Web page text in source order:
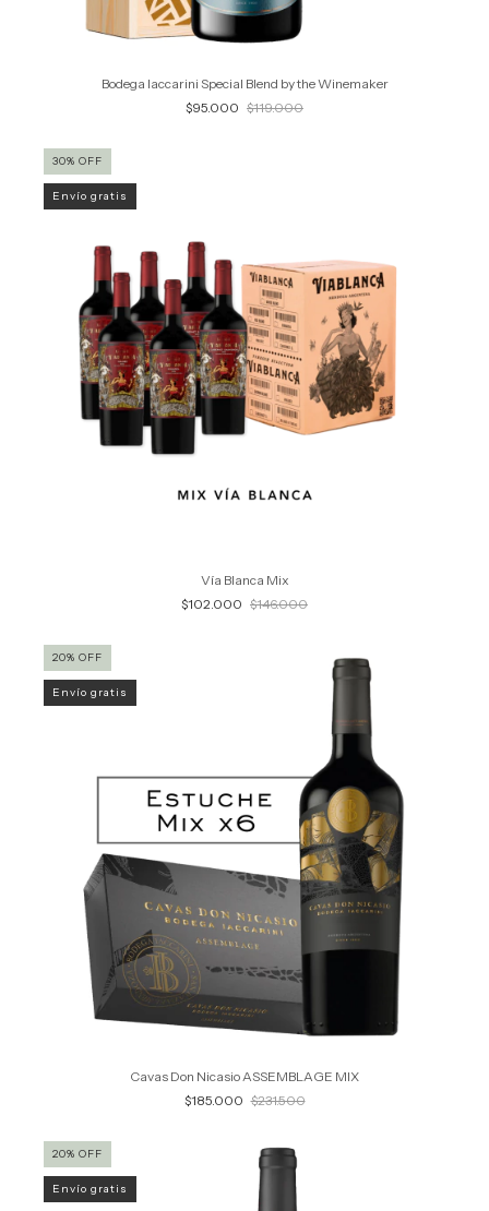
Bodega Iaccarini Special Blend by the Winemaker
$95.000 $119.000
30% OFF
Envío gratis
Vía Blanca Mix
$102.000 $146.000
20% OFF
Envío gratis
Cavas Don Nicasio ASSEMBLAGE MIX
$185.000 $231.500
20% OFF
Envío gratis